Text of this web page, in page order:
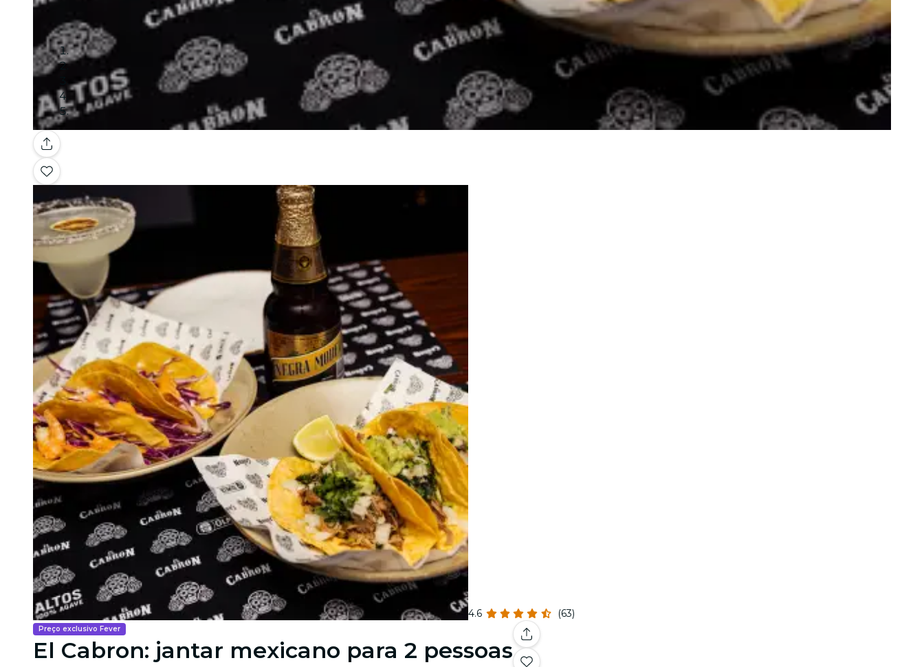
Galeria
4.6 (63)
Preço exclusivo Fever
El Cabron: jantar mexicano para 2 pessoas